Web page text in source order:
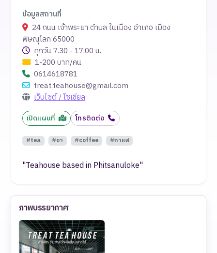
ข้อมูลสถานที่
24 ถนน เจ้าพระยา ตำบล ในเมือง อำเภอ เมือง
พิษณุโลก 65000
ทุกวัน 7.30 - 17.00 น.
1-200 บาท/คน
0614618781
treat.teahouse@gmail.com
เว็บไซต์ / โซเชียล
เปิดแผนที่ โทรติดต่อ
#tea #ชา #coffee #กาแฟ
"Teahouse based in Phitsanuloke"
ภาพบรรยากาศ